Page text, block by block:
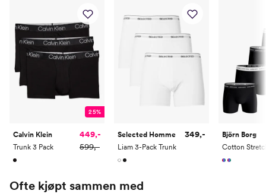
25%
Calvin Klein
Trunk 3 Pack
449,-
599,-
Selected Homme
Liam 3-Pack Trunk
349,- Björn Borg
Ofte kjøpt sammen med